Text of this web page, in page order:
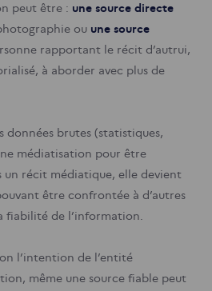
peut être : une source directe
ou une source
rapportant le récit d’autrui,
à aborder avec plus de
données brutes (statistiques,
médiatisation pour être
un récit médiatique, elle devient
être confrontée à d’autres
fiabilité de l’information.
l’intention de l’entité
même une source fiable peut